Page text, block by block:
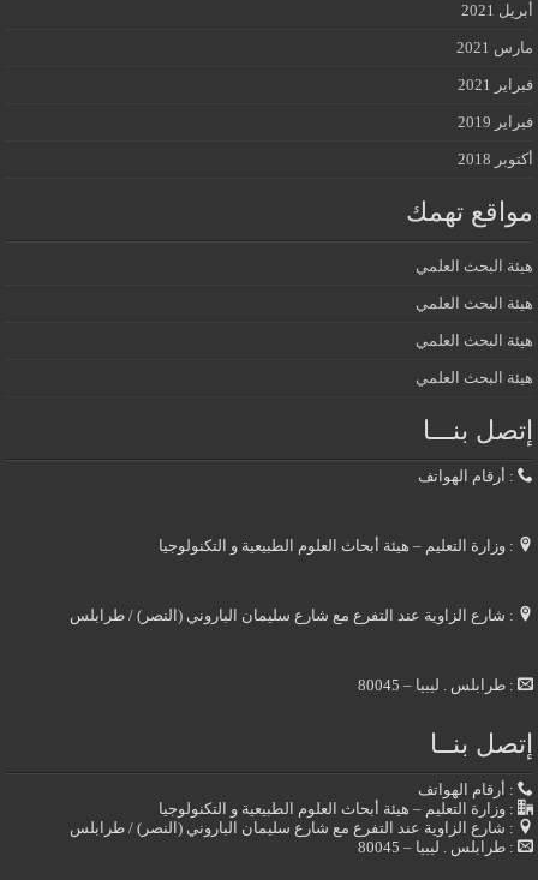
أبريل 2021
مارس 2021
فبراير 2021
فبراير 2019
أكتوبر 2018
مواقع تهمك
هيئة البحث العلمي
هيئة البحث العلمي
هيئة البحث العلمي
هيئة البحث العلمي
إتصل بنـــا
: أرقام الهواتف
: وزارة التعليم – هيئة أبحاث العلوم الطبيعية و التكنولوجيا
: شارع الزاوية عند التفرع مع شارع سليمان الباروني (النصر) / طرابلس
: طرابلس . ليبيا – 80045
إتصل بنــا
: أرقام الهواتف
: وزارة التعليم – هيئة أبحاث العلوم الطبيعية و التكنولوجيا
: شارع الزاوية عند التفرع مع شارع سليمان الباروني (النصر) / طرابلس
: طرابلس . ليبيا – 80045